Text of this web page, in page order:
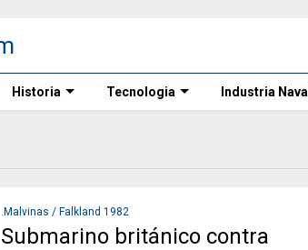
Historia Tecnologia Industria Naval
.Malvinas / Falkland 1982
Submarino británico contra